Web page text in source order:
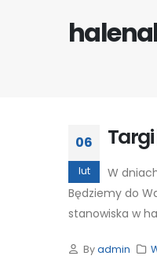
06
lut
Targi
W
Będziemy do
stanowiska w
Byadmin